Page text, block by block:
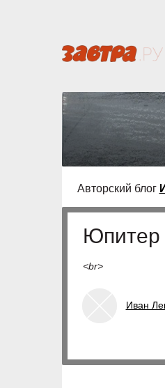
Авторский блог
Юпитер
<br>
Иван